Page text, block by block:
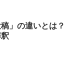
稿」の違いとは？